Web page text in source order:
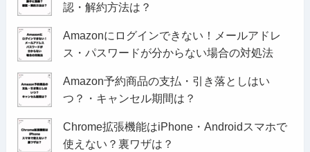
認・解約方法は？
Amazonにログインできない！メールアドレ
ス・パスワードが分からない場合の対処法
Amazon予約商品の支払・引き落としはい
つ？・キャンセル期間は？
Chrome拡張機能はiPhone・Androidスマホで
使えない？裏ワザは？